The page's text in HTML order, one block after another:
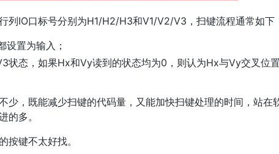
列IO口标号分别为H1/H2/H3和V1/V2/V3，扫键流程通常如下
置为输入；
态，如果Hx和Vy读到的状态均为0，则认为Hx与Vy交叉位
少，既能减少扫键的代码量，又能加快扫键处理的时间，站在
的多。
按键不太好找。